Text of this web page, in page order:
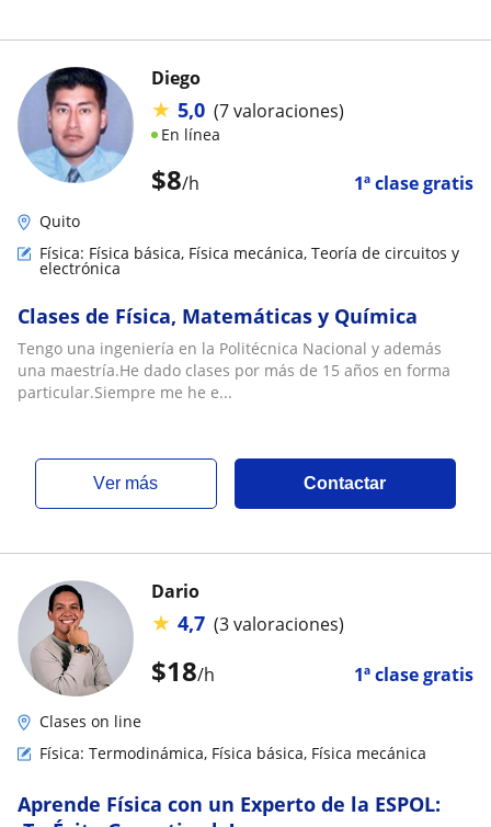
$8/h 1ª clase gratis
Diego
★ 5,0 (7 valoraciones)
En línea
Quito
Física: Física básica, Física mecánica, Teoría de circuitos y
electrónica
Clases de Física, Matemáticas y Química
Tengo una ingeniería en la Politécnica Nacional y además
una maestría.He dado clases por más de 15 años en forma
particular.Siempre me he e...
ver más Contactar
$18/h 1ª clase gratis
Dario
★ 4,7 (3 valoraciones)
Clases on line
Física: Termodinámica, Física básica, Física mecánica
Aprende Física con un Experto de la ESPOL: